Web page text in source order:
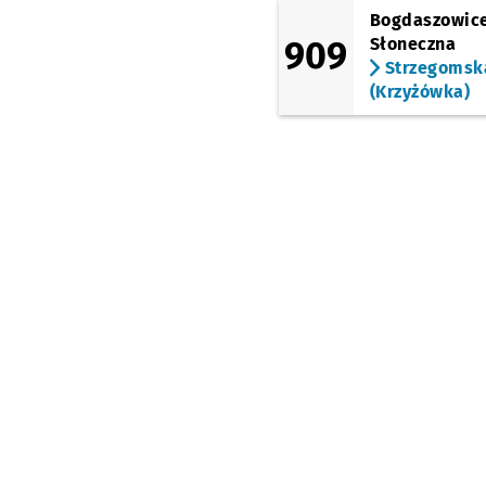
(Legnicka)
Młodych Techników
Akademia Sztuk
Teatralnych
909
Słoneczna
(Krzyżówka)